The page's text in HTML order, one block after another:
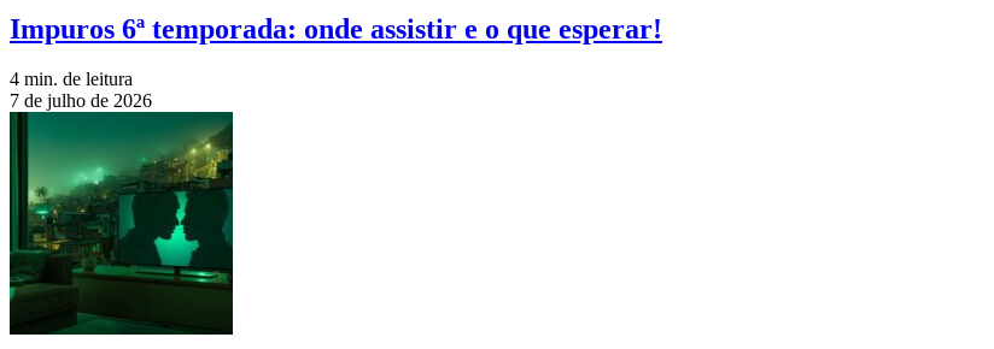
Impuros 6ª temporada: onde assistir e o que esperar!
4 min. de leitura
7 de julho de 2026